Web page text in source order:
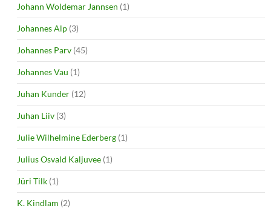
Johann Woldemar Jannsen (1)
Johannes Alp (3)
Johannes Parv (45)
Johannes Vau (1)
Juhan Kunder (12)
Juhan Liiv (3)
Julie Wilhelmine Ederberg (1)
Julius Osvald Kaljuvee (1)
Jüri Tilk (1)
K. Kindlam (2)